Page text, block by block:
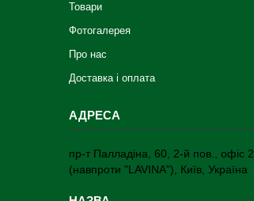
Товари
Фотогалерея
Про нас
Доставка і оплата
пр-т Палладіна, 60, 2-й пов., офіс 2
(навпроти "LAVINA"), Київ, Україна